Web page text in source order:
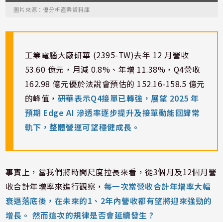
圖片來源：優分析產業資料庫
工業電腦大廠研華 (2395-TW)去年 12 月營收
53.60 億元，月減 0.8%、年增 11.38%，Q4營收
162.98 億元優於法說會預估的 152.16-158.5 億元
的峰值， 研華表示Q4接單已轉強，展望 2025 年
預期 Edge AI 滲透率逐步提升及接單動能回歸常
軌下，整體營運可望穩健成長。
事實上，當我們將時間尺度拉長來看，從3個月及12個月營
收合計年增率來進行觀察， 每一次當營收合計年增率大幅
衰退落底後，在未來的1、2年內營收都有望將迎來強勁的
增長。 然而這次的規律是否會延續發生 ?